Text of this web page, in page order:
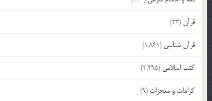
قرآن(23)
قرآن شناسی (1,861)
کتب اسلامی (2,295)
کرامات و معجزات (9)